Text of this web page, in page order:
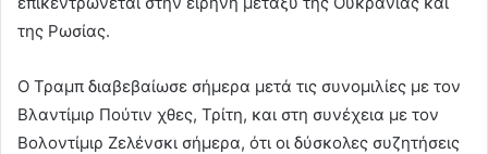
της Ρωσίας.
Ο Τραμπ διαβεβαίωσε σήμερα μετά τις συνομιλίες με τον
Βλαντίμιρ Πούτιν χθες, Τρίτη, και στη συνέχεια με τον
Βολοντίμιρ Ζελένσκι σήμερα, ότι οι δύσκολες συζητήσεις